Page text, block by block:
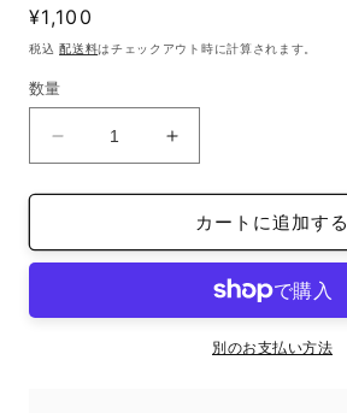
ア
(1)
開
く
通
常
価
格
¥1,100
税込配送料はチェックアウト時に計算されます。
数量
reflection
イ
ナ
シ
iFace
reflection
イ
ナ
シ
カートに追加する
別のお支払い方法